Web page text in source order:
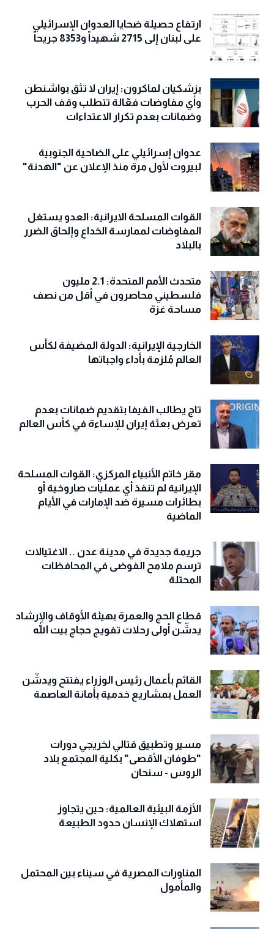
ارتفاع حصيلة ضحايا العدوان الإسرائيلي
على لبنان إلى 2715 شهيداً و8353 جريحاً
بزشكيان لماكرون: إيران لا تثق بواشنطن
وأي مفاوضات فعّالة تتطلب وقف الحرب
وضمانات بعدم تكرار الاعتداءات
عدوان إسرائيلي على الضاحية الجنوبية
لبيروت لأول مرة منذ الإعلان عن "الهدنة"
القوات المسلحة الايرانية: العدو يستغل
المفاوضات لممارسة الخداع وإلحاق الضرر
بالبلاد
متحدث الأمم المتحدة: 2.1 مليون
فلسطيني محاصرون في أقل من نصف
مساحة غزة
الخارجية الإيرانية: الدولة المضيفة لكأس
العالم مُلزمة بأداء واجباتها
تاج يطالب الفيفا بتقديم ضمانات بعدم
تعرض بعثة إيران للإساءة في كأس العالم
مقر خاتم الأنبياء المركزي: القوات المسلحة
الإيرانية لم تنفذ أي عمليات صاروخية أو
بطائرات مسيرة ضد الإمارات في الأيام
الماضية
جريمة جديدة في مدينة عدن .. الاغتيالات
ترسم ملامح الفوضى في المحافظات
المحتلة
قطاع الحج والعمرة بهيئة الأوقاف والإرشاد
يدشّن أولى رحلات تفويج حجاج بيت الله
القائم بأعمال رئيس الوزراء يفتتح ويدشّن
العمل بمشاريع خدمية بأمانة العاصمة
مسير وتطبيق قتالي لخريجي دورات
"طوفان الأقصى" بكلية المجتمع بلاد
الروس - سنحان
الأزمة البيئية العالمية: حين يتجاوز
استهلاك الإنسان حدود الطبيعة
المناورات المصرية في سيناء بين المحتمل
والمأمول